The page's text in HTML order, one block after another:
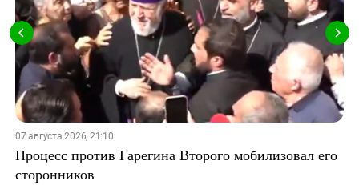
07 августа 2026, 21:10
Процесс против Гарегина Второго мобилизовал его
сторонников